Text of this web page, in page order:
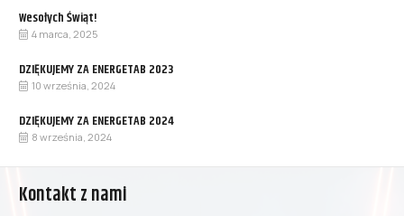
Wesołych Świąt!
4 marca, 2025
DZIĘKUJEMY ZA ENERGETAB 2023
10 września, 2024
DZIĘKUJEMY ZA ENERGETAB 2024
8 września, 2024
Kontakt z nami